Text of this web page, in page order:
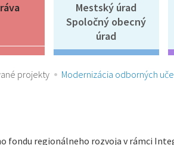
Mestský úrad
Spoločný obecný
úrad
projekty Modernizácia odborných
fondu regionálneho rozvoja v rámci